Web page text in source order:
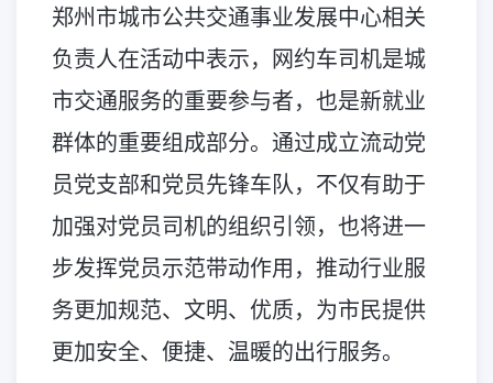
郑州市城市公共交通事业发展中心相关
负责人在活动中表示，网约车司机是城
市交通服务的重要参与者，也是新就业
群体的重要组成部分。通过成立流动党
员党支部和党员先锋车队，不仅有助于
加强对党员司机的组织引领，也将进一
步发挥党员示范带动作用，推动行业服
务更加规范、文明、优质，为市民提供
更加安全、便捷、温暖的出行服务。